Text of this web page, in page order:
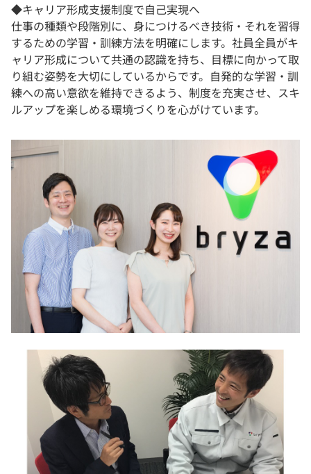
◆キャリア形成支援制度で自己実現へ
仕事の種類や段階別に、身につけるべき技術・それを習得
するための学習・訓練方法を明確にします。社員全員がキ
ャリア形成について共通の認識を持ち、目標に向かって取
り組む姿勢を大切にしているからです。自発的な学習・訓
練への高い意欲を維持できるよう、制度を充実させ、スキ
ルアップを楽しめる環境づくりを心がけています。